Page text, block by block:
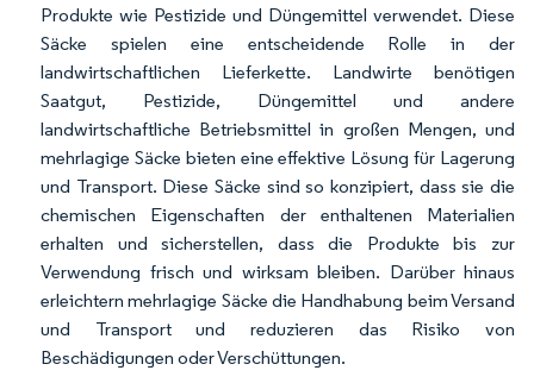
Produkte wie Pestizide und Düngemittel verwendet. Diese
Säcke spielen eine entscheidende Rolle in der
landwirtschaftlichen Lieferkette. Landwirte benötigen
Saatgut, Pestizide, Düngemittel und andere
landwirtschaftliche Betriebsmittel in großen Mengen, und
mehrlagige Säcke bieten eine effektive Lösung für Lagerung
und Transport. Diese Säcke sind so konzipiert, dass sie die
chemischen Eigenschaften der enthaltenen Materialien
erhalten und sicherstellen, dass die Produkte bis zur
Verwendung frisch und wirksam bleiben. Darüber hinaus
erleichtern mehrlagige Säcke die Handhabung beim Versand
und Transport und reduzieren das Risiko von
Beschädigungen oder Verschüttungen.